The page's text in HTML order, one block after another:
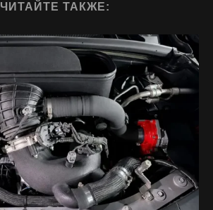
ЧИТАЙТЕ ТАКЖЕ: